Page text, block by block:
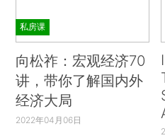
私房课
向松祚：宏观经济70
讲，带你了解国内外
经济大局
2022年04月06日